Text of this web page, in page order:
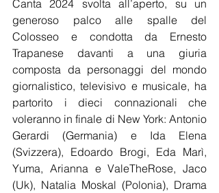
Canta 2024 svolta all’aperto, su un
generoso palco alle spalle del
Colosseo e condotta da Ernesto
Trapanese davanti a una giuria
composta da personaggi del mondo
giornalistico, televisivo e musicale, ha
partorito i dieci connazionali che
voleranno in finale di New York: Antonio
Gerardi (Germania) e Ida Elena
(Svizzera), Edoardo Brogi, Eda Marì,
Yuma, Arianna e ValeTheRose, Jaco
(Uk), Natalia Moskal (Polonia), Drama